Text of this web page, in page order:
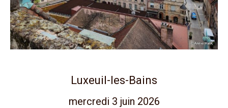
Luxeuil-les-Bains
mercredi 3 juin 2026